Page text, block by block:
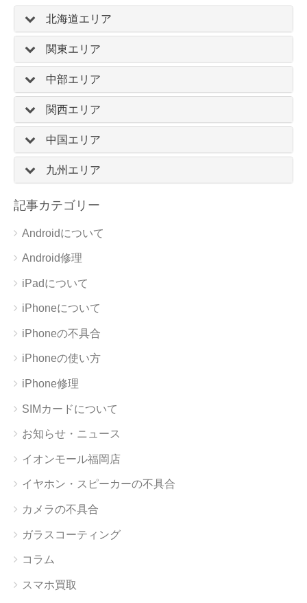
北海道エリア
関東エリア
中部エリア
関西エリア
中国エリア
九州エリア
記事カテゴリー
Androidについて
Android修理
iPadについて
iPhoneについて
iPhoneの不具合
iPhoneの使い方
iPhone修理
SIMカードについて
お知らせ・ニュース
イオンモール福岡店
イヤホン・スピーカーの不具合
カメラの不具合
ガラスコーティング
コラム
スマホ買取